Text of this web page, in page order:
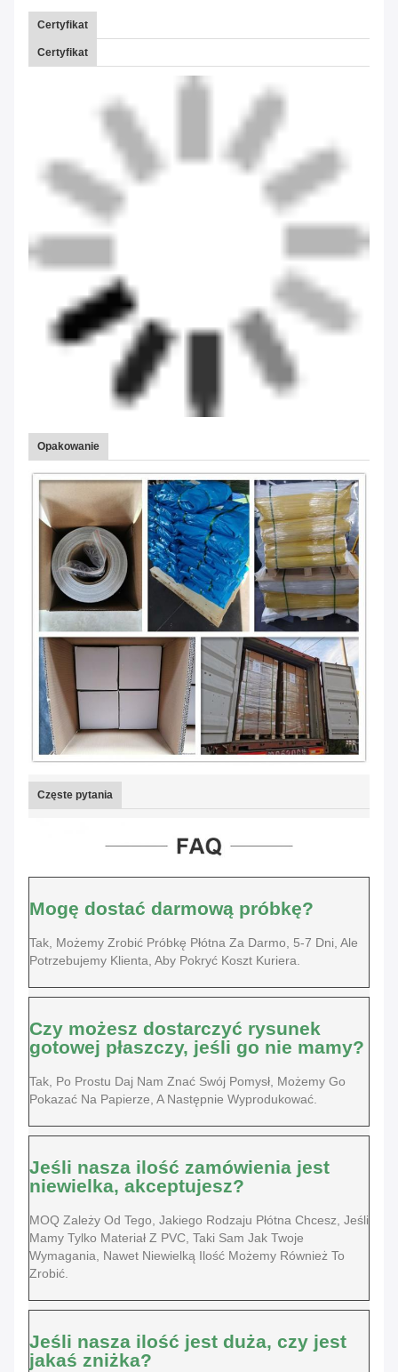
Certyfikat
Certyfikat
Opakowanie
Częste pytania
Mogę dostać darmową próbkę?
Tak, Możemy Zrobić Próbkę Płótna Za Darmo, 5-7 Dni, Ale
Potrzebujemy Klienta, Aby Pokryć Koszt Kuriera.
Czy możesz dostarczyć rysunek
gotowej płaszczy, jeśli go nie mamy?
Tak, Po Prostu Daj Nam Znać Swój Pomysł, Możemy Go
Pokazać Na Papierze, A Następnie Wyprodukować.
Jeśli nasza ilość zamówienia jest
niewielka, akceptujesz?
MOQ Zależy Od Tego, Jakiego Rodzaju Płótna Chcesz, Jeśli
Mamy Tylko Materiał Z PVC, Taki Sam Jak Twoje
Wymagania, Nawet Niewielką Ilość Możemy Również To
Zrobić.
Jeśli nasza ilość jest duża, czy jest
jakaś zniżka?